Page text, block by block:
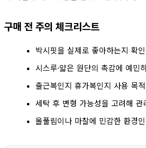
구매 전 주의 체크리스트
박시핏을 실제로 좋아하는지 확
시스루·얇은 원단의 촉감에 예민
출근복인지 휴가복인지 사용 목
세탁 후 변형 가능성을 고려해 관
올풀림이나 마찰에 민감한 환경